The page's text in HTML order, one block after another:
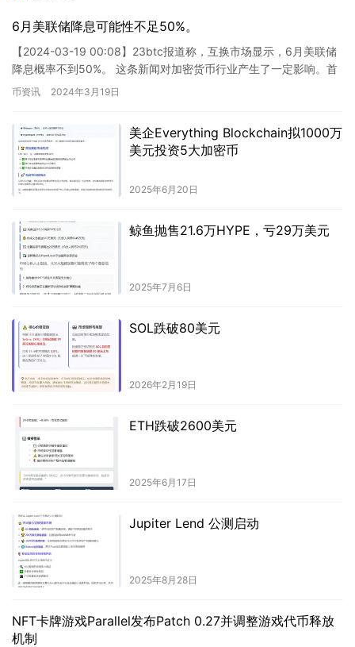
6月美联储降息可能性不足50%。
【2024-03-19 00:08】23btc报道称，互换市场显示，6月美联储
降息概率不到50%。 这条新闻对加密货币行业产生了一定影响。首
先，市场对美联储降息预期的下调可能导致传…
币资讯 2024年3月19日
美企Everything Blockchain拟1000万
美元投资5大加密币
2025年6月20日
鲸鱼抛售21.6万HYPE，亏29万美元
2025年7月6日
SOL跌破80美元
2026年2月19日
ETH跌破2600美元
2025年6月17日
Jupiter Lend 公测启动
2025年8月28日
NFT卡牌游戏Parallel发布Patch 0.27并调整游戏代币释放
机制